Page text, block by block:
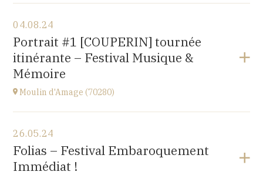
Cuse-et-Adrisans
(25680)
à15H
04.08.24
Portrait #1 [COUPERIN] tournée
itinérante – Festival Musique &
Mémoire
Moulin d'Amage (70280)
chemin du Moulin
70280 AMAGE
à15H
26.05.24
Folias – Festival Embaroquement
Immédiat !